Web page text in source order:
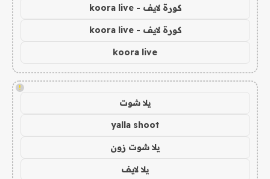
كورة لايف - koora live
كورة لايف - koora live
koora live
!
يلا شوت
yalla shoot
يلا شوت زون
يلا لايف